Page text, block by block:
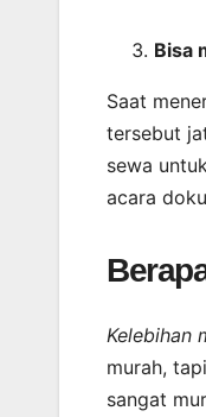
Bisa
Saat
tersebut
sewa
acara
Kelebihan
murah,
sangat